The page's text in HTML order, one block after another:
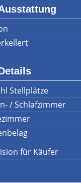
Stellplätze
/ Schlafzimmer
für Käufer